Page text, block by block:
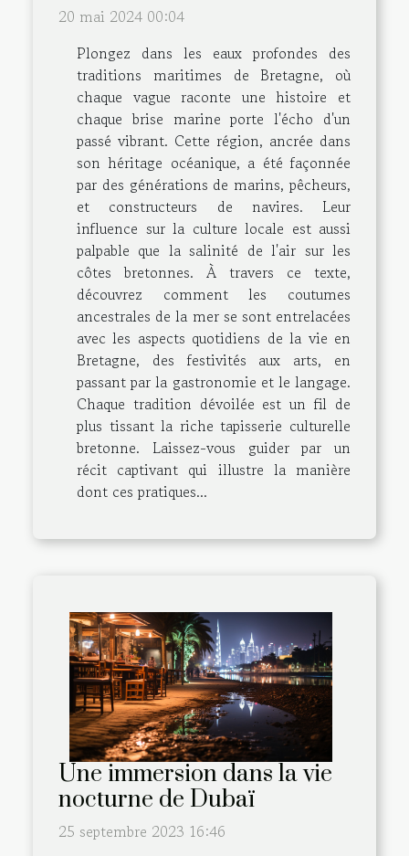
20 mai 2024 00:04
Plongez dans les eaux profondes des
traditions maritimes de Bretagne, où
chaque vague raconte une histoire et
chaque brise marine porte l'écho d'un
passé vibrant. Cette région, ancrée dans
son héritage océanique, a été façonnée
par des générations de marins, pêcheurs,
et constructeurs de navires. Leur
influence sur la culture locale est aussi
palpable que la salinité de l'air sur les
côtes bretonnes. À travers ce texte,
découvrez comment les coutumes
ancestrales de la mer se sont entrelacées
avec les aspects quotidiens de la vie en
Bretagne, des festivités aux arts, en
passant par la gastronomie et le langage.
Chaque tradition dévoilée est un fil de
plus tissant la riche tapisserie culturelle
bretonne. Laissez-vous guider par un
récit captivant qui illustre la manière
dont ces pratiques...
Une immersion dans la vie
nocturne de Dubaï
25 septembre 2023 16:46